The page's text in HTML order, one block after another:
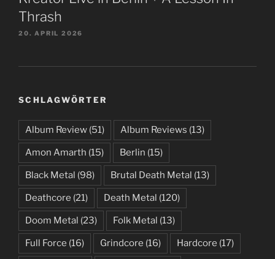
Thrash
20. APRIL 2026
SCHLAGWÖRTER
Album Review (51) Album Reviews (13)
Amon Amarth (15) Berlin (15)
Black Metal (98) Brutal Death Metal (13)
Deathcore (21) Death Metal (120)
Doom Metal (23) Folk Metal (13)
Full Force (16) Grindcore (16) Hardcore (17)